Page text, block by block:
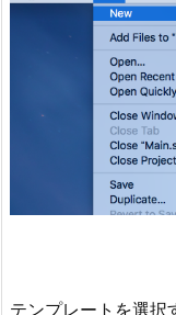
テンプレートを選択